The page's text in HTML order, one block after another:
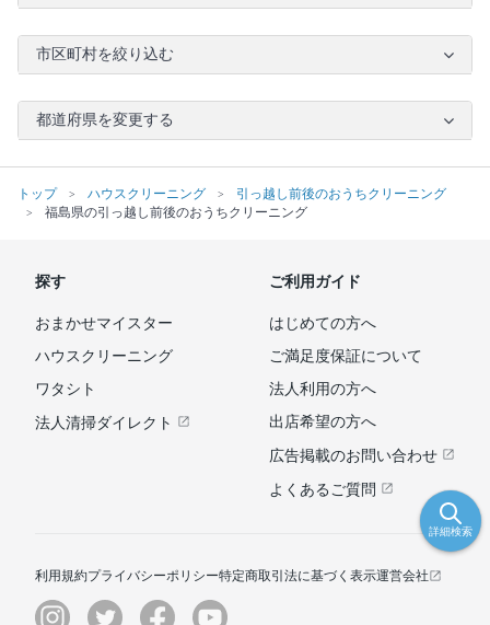
市区町村を絞り込む
都道府県を変更する
トップ ハウスクリーニング
引っ越し前後のおうちクリーニング
福島県の引っ越し前後のおうちクリーニング
詳細検索
探す
おまかせマイスター
ハウスクリーニング
ワタシト
法人清掃ダイレクト
ご利用ガイド
はじめての方へ
ご満足度保証について
法人利用の方へ
出店希望の方へ
広告掲載のお問い合わせ
よくあるご質問
利用規約プライバシーポリシー特定商取引法に基づく表示運営会社